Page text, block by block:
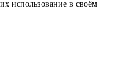
использование в своём